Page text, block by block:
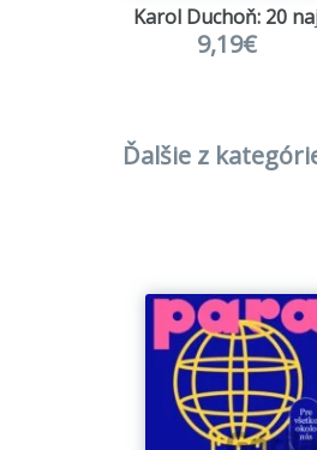
Karol Duchoň: 20
9,19€
Ďalšie z